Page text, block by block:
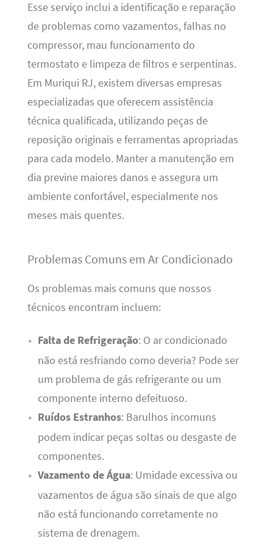
Esse serviço inclui a identificação e reparação
de problemas como vazamentos, falhas no
compressor, mau funcionamento do
termostato e limpeza de filtros e serpentinas.
Em Muriqui RJ, existem diversas empresas
especializadas que oferecem assistência
técnica qualificada, utilizando peças de
reposição originais e ferramentas apropriadas
para cada modelo. Manter a manutenção em
dia previne maiores danos e assegura um
ambiente confortável, especialmente nos
meses mais quentes.
Problemas Comuns em Ar Condicionado
Os problemas mais comuns que nossos
técnicos encontram incluem:
Falta de Refrigeração: O ar condicionado
não está resfriando como deveria? Pode ser
um problema de gás refrigerante ou um
componente interno defeituoso.
Ruídos Estranhos: Barulhos incomuns
podem indicar peças soltas ou desgaste de
componentes.
Vazamento de Água: Umidade excessiva ou
vazamentos de água são sinais de que algo
não está funcionando corretamente no
sistema de drenagem.